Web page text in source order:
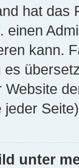
hat das
einen
kann.
jeder
unter